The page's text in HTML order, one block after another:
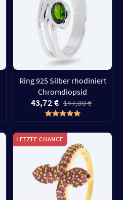
Ring 925 Silber rhodiniert
Chromdiopsid
43,72 € 147,00 €
LETZTE CHANCE